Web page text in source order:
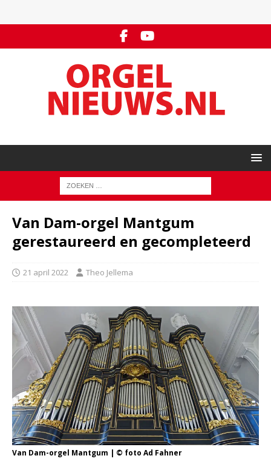
Van Dam-orgel Mantgum
gerestaureerd en gecompleteerd
21 april 2022 Theo Jellema
Van Dam-orgel Mantgum | © foto Ad Fahner